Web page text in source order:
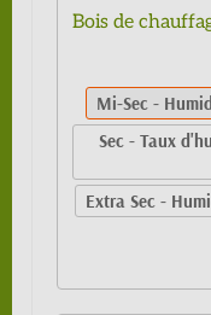
Bois de
Mi-Sec -
Sec - Taux
Extra Sec -